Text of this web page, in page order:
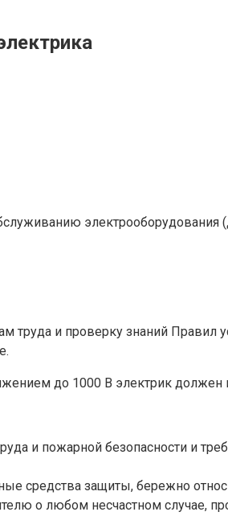
электрооборудования
и проверку знаний Правил
до 1000 В электрик
и пожарной безопасности и
средства защиты, бережно
о любом несчастном случае,